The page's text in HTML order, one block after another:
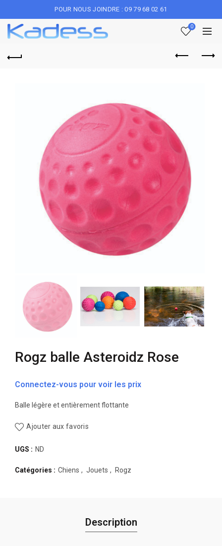
POUR NOUS JOINDRE : 09 79 68 02 61
0
Rogz balle Asteroidz Rose
Connectez-vous pour voir les prix
Balle légère et entièrement flottante
Ajouter aux favoris
UGS : ND
Catégories : Chiens , Jouets , Rogz
Description